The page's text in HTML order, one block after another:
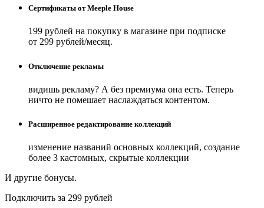
Сертификаты от Meeple House
199 рублей на покупку в магазине при подписке
от 299 рублей/месяц.
Отключение рекламы
видишь рекламу? А без премиума она есть. Теперь
ничто не помешает наслаждаться контентом.
Расширенное редактирование коллекций
изменение названий основных коллекций, создание
более 3 кастомных, скрытые коллекции
И другие бонусы.
Подключить за 299 рублей